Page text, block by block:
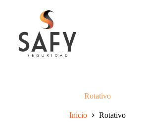
Rotativo
Inicio Rotativo